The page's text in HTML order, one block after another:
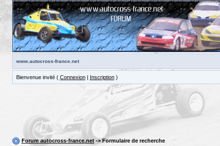
www.autocross-france.net
Bienvenue invité ( Connexion| Inscription)
Forum autocross-france.net-> Formulaire de recherche